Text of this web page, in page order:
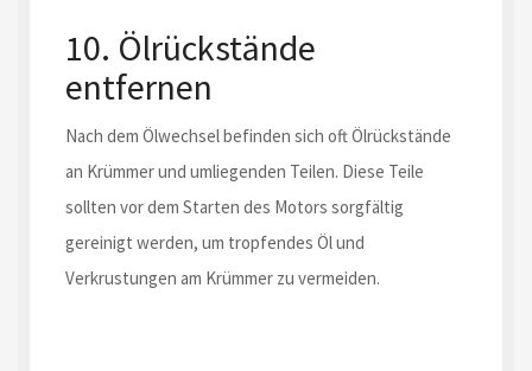
10. Ölrückstände
entfernen
Nach dem Ölwechsel befinden sich oft Ölrückstände
an Krümmer und umliegenden Teilen. Diese Teile
sollten vor dem Starten des Motors sorgfältig
gereinigt werden, um tropfendes Öl und
Verkrustungen am Krümmer zu vermeiden.